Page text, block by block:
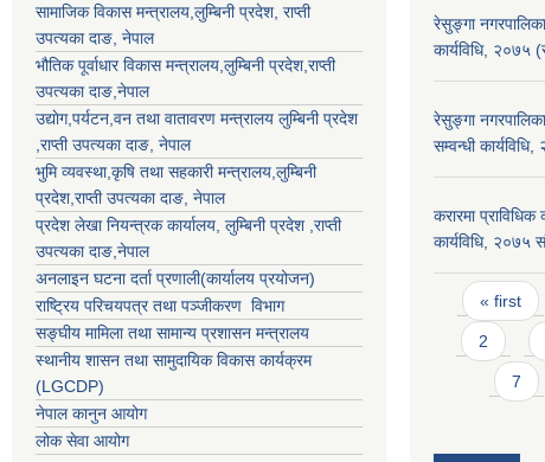
सामाजिक विकास मन्त्रालय, लुम्बिनी प्रदेश राप्ती
उपत्यका दाङ , नेपाल
भौतिक पूर्वाधार विकास मन्त्रालय, लुम्बिनी प्रदेश राप्ती
उपत्यका दाङ ,नेपाल
उद्याेग,पर्यटन,वन तथा वातावरण मन्त्रालय लुम्बिनी प्रदेश
राप्ती उपत्यका दाङ , नेपाल
भुमि व्यवस्था,कृषि तथा सहकारी मन्त्रालय, लुम्बिनी
प्रदेश राप्ती उपत्यका दाङ , नेपाल
प्रदेश लेखा नियन्त्रक कार्यालय, लुम्बिनी प्रदेश राप्ती
उपत्यका दाङ ,नेपाल
अनलाइन घटना दर्ता प्रणाली(कार्यालय प्रयोजन)
राष्ट्रिय परिचयपत्र तथा पञ्जीकरण विभाग
सङ्घीय मामिला तथा सामान्य प्रशासन मन्त्रालय
स्थानीय शासन तथा सामुदायिक विकास कार्यक्रम
(LGCDP)
नेपाल कानुन आयोग
लोक सेवा आयोग
रेसुङ्गा
कार्यविधि, २०७५
रेसुङ्गा
सम्वन्धी
करारमा प्राविधिक
कार्यविधि, २०७५
Pages
« first
2
7